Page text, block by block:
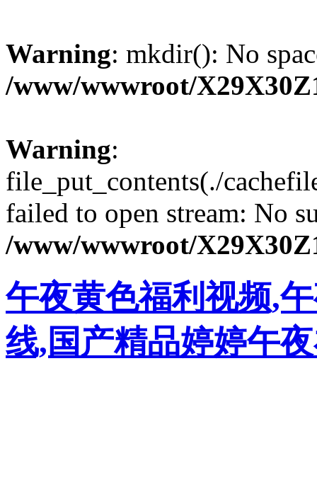
Warning: mkdir(): No
/www/wwwroot/
Warning:
file_put_contents(./
failed to open stream: No
/www/wwwroot/
午夜黄色福利视频,
线,国产精品婷婷午